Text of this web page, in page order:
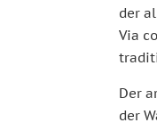
der
Via
Der
der